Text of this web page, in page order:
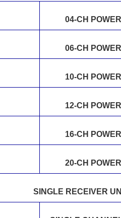
04-CH
06-CH
10-CH
12-CH
16-CH
20-CH
SINGLE RECEIVER